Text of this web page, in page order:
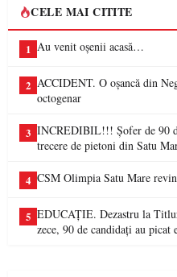
CELE MAI CITITE
1 Au venit oșenii acasă…
2 ACCIDENT. O oșancă din
octogenar
3 INCREDIBIL!!! Șofer de 90
trecere de pietoni din Satu
4 CSM Olimpia Satu Mare
5 EDUCAȚIE. Dezastru la
zece, 90 de candidați au picat